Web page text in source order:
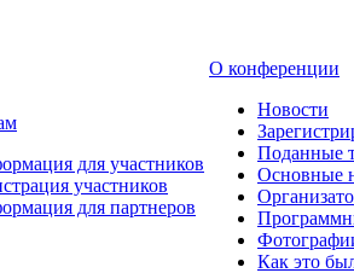
для участников
участников
для партнеров
О конференции
Новости
Поданные
Основные
Как это